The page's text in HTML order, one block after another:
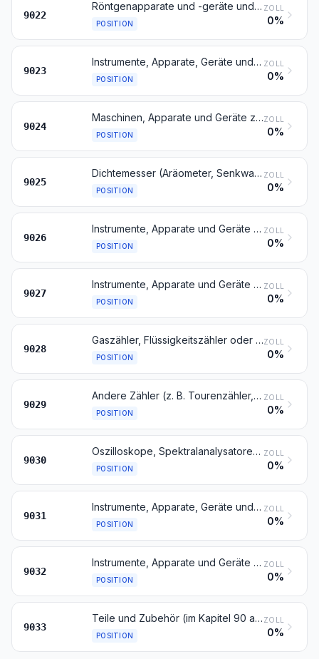
9022
Röntgenapparate und -geräte und Apparate und Geräte, die Alpha-, Beta- Gamma- oder andere ionisierende Strahlen verwenden, auch für medizinische, chirurgische, zahnärztliche oder tierärztliche Zwecke, einschließlich Apparate und Geräte für Schirmbildfotografie oder Strahlentherapie, Röntgenröhren und andere Vorrichtungen zum Erzeugen von Röntgenstrahlen, Hochspannungsgeneratoren, Schaltpulte, Durchleuchtungsschirme, Untersuchungs- und Behandlungstische, -sessel und dergleichen
POSITION
ZOLL
0%
9023
Instrumente, Apparate, Geräte und Modelle, ihrer Beschaffenheit nach zu Vorführzwecken bestimmt (z. B. beim Unterricht oder auf Ausstellungen), nicht zu anderer Verwendung geeignet
POSITION
ZOLL
0%
9024
Maschinen, Apparate und Geräte zum Prüfen der Härte, Zugfestigkeit, Druckfestigkeit, Elastizität oder anderer mechanischer Eigenschaften von Materialien (z. B. von Metallen, Holz, Spinnstoffen, Papier oder Kunststoffen)
POSITION
ZOLL
0%
9025
Dichtemesser (Aräometer, Senkwaagen) und ähnliche schwimmende Instrumente, Thermometer, Pyrometer, Barometer, Hygrometer und Psychrometer, auch mit Registriervorrichtung, auch miteinander kombiniert
POSITION
ZOLL
0%
9026
Instrumente, Apparate und Geräte zum Messen oder Überwachen von Durchfluss, Füllhöhe, Druck oder anderen veränderlichen Größen von Flüssigkeiten oder Gasen (z. B. Durchflussmesser, Flüssigkeitsstand- oder Gasstandanzeiger, Manometer, Wärmemengenzähler), ausgenommen Instrumente, Apparate und Geräte der Position 9014, 9015, 9028 oder 9032
POSITION
ZOLL
0%
9027
Instrumente, Apparate und Geräte für physikalische oder chemische Untersuchungen (z. B. Polarimeter, Refraktometer, Spektrometer und Untersuchungsgeräte für Gase oder Rauch); Instrumente, Apparate und Geräte zum Bestimmen der Viskosität, Porosität, Dilatation, Oberflächenspannung oder dergleichen oder für kalorimetrische, akustische oder fotometrische Messungen (einschließlich Belichtungsmesser); Mikrotome
POSITION
ZOLL
0%
9028
Gaszähler, Flüssigkeitszähler oder Elektrizitätszähler, einschließlich Eichzähler dafür
POSITION
ZOLL
0%
9029
Andere Zähler (z. B. Tourenzähler, Produktionszähler, Taxameter, Kilometerzähler oder Schrittzähler); Tachometer und andere Geschwindigkeitsmesser, ausgenommen solche der Position 9014 oder 9015; Stroboskope
POSITION
ZOLL
0%
9030
Oszilloskope, Spektralanalysatoren und andere Instrumente, Apparate und Geräte zum Messen oder Prüfen elektrischer Größen, ausgenommen Zähler der Position 9028; Instrumente, Apparate und Geräte zum Messen oder zum Nachweis von Alpha-, Beta-, Gamma-, Röntgenstrahlen, kosmischen oder anderen ionisierenden Strahlen
POSITION
ZOLL
0%
9031
Instrumente, Apparate, Geräte und Maschinen zum Messen oder Prüfen, in diesem Kapitel anderweit weder genannt noch inbegriffen; Profilprojektoren
POSITION
ZOLL
0%
9032
Instrumente, Apparate und Geräte zum Regeln
POSITION
ZOLL
0%
9033
Teile und Zubehör (im Kapitel 90 anderweit weder genannt noch inbegriffen) für Maschinen, Apparate, Geräte, Instrumente oder andere Waren des Kapitels 90
POSITION
ZOLL
0%